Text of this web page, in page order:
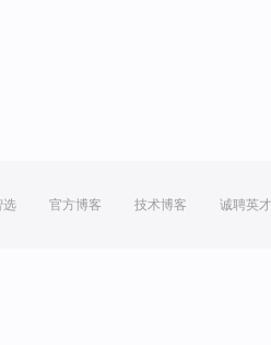
选 官方博客 技术博客 诚聘英才